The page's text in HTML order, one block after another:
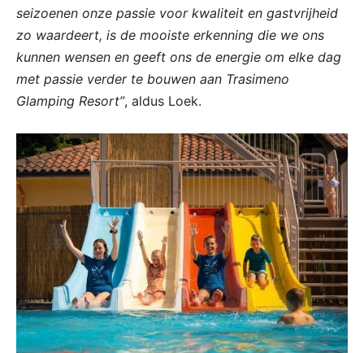
seizoenen onze passie voor kwaliteit en gastvrijheid
zo waardeert, is de mooiste erkenning die we ons
kunnen wensen en geeft ons de energie om elke dag
met passie verder te bouwen aan Trasimeno
Glamping Resort”, aldus Loek.